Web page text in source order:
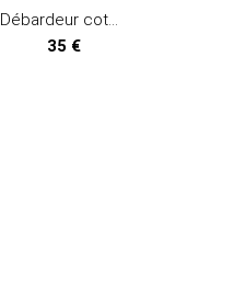
Débardeur coton côtelé HAITI
35 €